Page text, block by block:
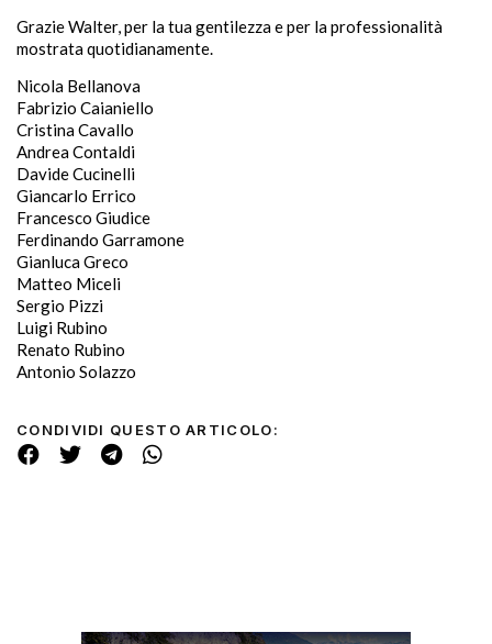
Grazie Walter, per la tua gentilezza e per la professionalità
mostrata quotidianamente.
Nicola Bellanova
Fabrizio Caianiello
Cristina Cavallo
Andrea Contaldi
Davide Cucinelli
Giancarlo Errico
Francesco Giudice
Ferdinando Garramone
Gianluca Greco
Matteo Miceli
Sergio Pizzi
Luigi Rubino
Renato Rubino
Antonio Solazzo
CONDIVIDI QUESTO ARTICOLO: